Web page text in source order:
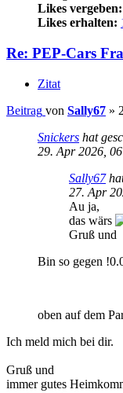
Likes vergeben:
Likes erhalten:
Re: PEP-Cars
Zitat
Beitrag von Sally67 »
Snickers hat
29. Apr 2026,
Sally67
27. Apr
Au ja,
das wärs
Gruß und
Bin so gegen
oben auf dem
Ich meld mich bei dir.
Gruß und
immer gutes